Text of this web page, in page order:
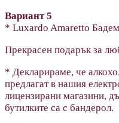
Вариант 5
* Luxardo Amaretto
Прекрасен подарък за
* Декларираме, че
предлагат в нашия
лицензирани магазини,
бутилките са с бандерол.